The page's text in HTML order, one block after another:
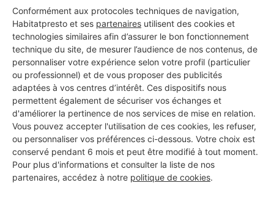
Conformément aux protocoles techniques de navigation,
Habitatpresto et ses partenaires utilisent des cookies et
technologies similaires afin d’assurer le bon fonctionnement
technique du site, de mesurer l’audience de nos contenus, de
personnaliser votre expérience selon votre profil (particulier
ou professionnel) et de vous proposer des publicités
adaptées à vos centres d’intérêt. Ces dispositifs nous
permettent également de sécuriser vos échanges et
d'améliorer la pertinence de nos services de mise en relation.
Vous pouvez accepter l'utilisation de ces cookies, les refuser,
ou personnaliser vos préférences ci-dessous. Votre choix est
conservé pendant 6 mois et peut être modifié à tout moment.
Pour plus d'informations et consulter la liste de nos
partenaires, accédez à notre politique de cookies.